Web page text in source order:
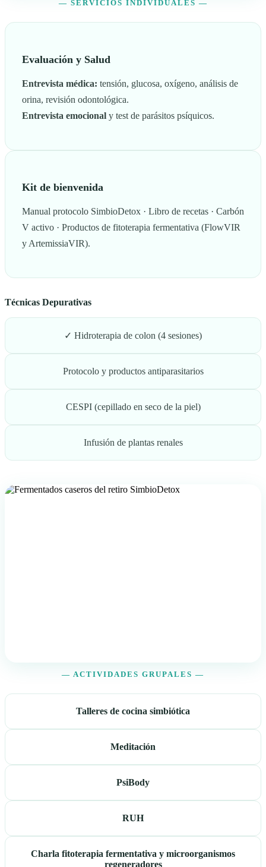
— SERVICIOS INDIVIDUALES —
Evaluación y Salud
Entrevista médica: tensión, glucosa, oxígeno, análisis de
orina, revisión odontológica.
Entrevista emocional y test de parásitos psíquicos.
Kit de bienvenida
Manual protocolo SimbioDetox · Libro de recetas · Carbón
V activo · Productos de fitoterapia fermentativa (FlowVIR
y ArtemissiaVIR).
Técnicas Depurativas
✓ Hidroterapia de colon (4 sesiones)
Protocolo y productos antiparasitarios
CESPI (cepillado en seco de la piel)
Infusión de plantas renales
— ACTIVIDADES GRUPALES —
Talleres de cocina simbiótica
Meditación
PsiBody
RUH
Charla fitoterapia fermentativa y microorganismos
regeneradores